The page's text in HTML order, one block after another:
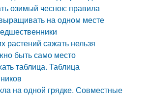
озимый чеснок: правила
на одном месте
растений сажать нельзя
быть само место
таблица. Таблица
на одной грядке. Совместные